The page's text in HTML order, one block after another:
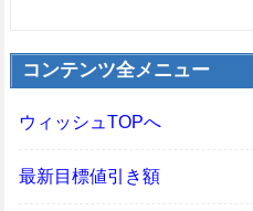
コンテンツ全メニュー
ウィッシュTOPへ
最新目標値引き額